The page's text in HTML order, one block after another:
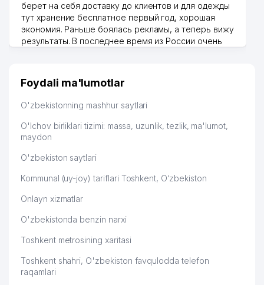
берет на себя доставку до клиентов и для одежды
тут хранение бесплатное первый год, хорошая
экономия. Раньше боялась рекламы, а теперь вижу
результаты. В последнее время из России очень
дальше развиваюсь потихоньку😊
Hamida 03.08.2026 12:45:39
Foydali ma'lumotlar
O'zbekistonning mashhur saytlari
O'lchov birliklari tizimi: massa, uzunlik, tezlik, ma'lumot,
maydon
O'zbekiston saytlari
Kommunal (uy-joy) tariflari Toshkent, O‘zbekiston
Onlayn xizmatlar
O'zbekistonda benzin narxi
Toshkent metrosining xaritasi
Toshkent shahri, O'zbekiston favqulodda telefon
raqamlari